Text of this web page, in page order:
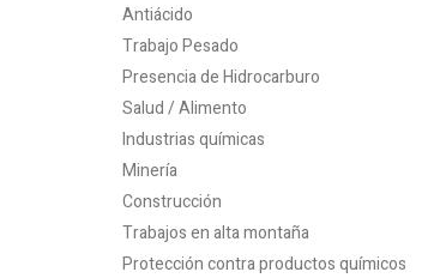
Antiácido
Trabajo Pesado
Presencia de Hidrocarburo
Salud / Alimento
Industrias químicas
Minería
Construcción
Trabajos en alta montaña
Protección contra productos químicos